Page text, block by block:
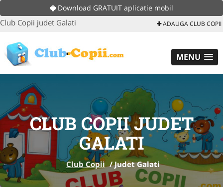
Download GRATUIT aplicatie mobil
Club Copii judet Galati ADAUGA CLUB COPII
MENU
CLUB COPII JUDET
GALATI
Club Copii /Judet Galati